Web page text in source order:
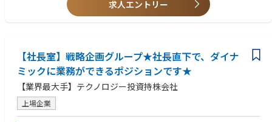
二段階（リスクベース監査）、第三段階（経営監査）の
速かつ革新的に変化していることに加え、
社内外のステークホルダーからの要求も従来以上に多様化・高度化して
いることから、
これまでの第三段階を超えた、内部監査の更なる高度化した段階（第四
段階）が存在すると考えられており、
今後大手金融機関はこの第四段階を目指すことが求められている。
求人エントリー
【社長室】戦略企画グループ★社長直下で、ダイナ
ミックに業務ができるポジションです★
【業界最大手】テクノロジー投資持株会社
上場企業